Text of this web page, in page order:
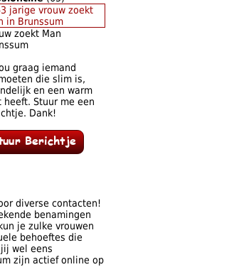
zoekt Man
graag iemand
die slim is,
en een warm
heeft. Stuur me een
Dank!
diverse contacten!
benamingen
je zulke vrouwen
behoeftes die
wel eens
zijn actief online op